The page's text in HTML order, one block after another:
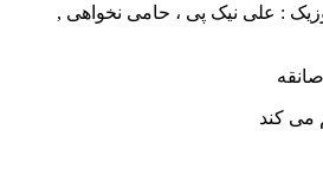
: علی نیک پی ، حامی نخواهی ,
می کند